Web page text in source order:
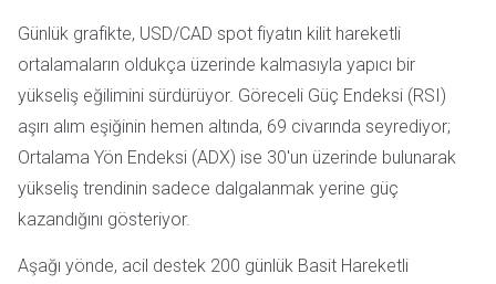
Günlük grafikte, USD/CAD spot fiyatın kilit hareketli
ortalamaların oldukça üzerinde kalmasıyla yapıcı bir
yükseliş eğilimini sürdürüyor. Göreceli Güç Endeksi (RSI)
aşırı alım eşiğinin hemen altında, 69 civarında seyrediyor;
Ortalama Yön Endeksi (ADX) ise 30'un üzerinde bulunarak
yükseliş trendinin sadece dalgalanmak yerine güç
kazandığını gösteriyor.
Aşağı yönde, acil destek 200 günlük Basit Hareketli